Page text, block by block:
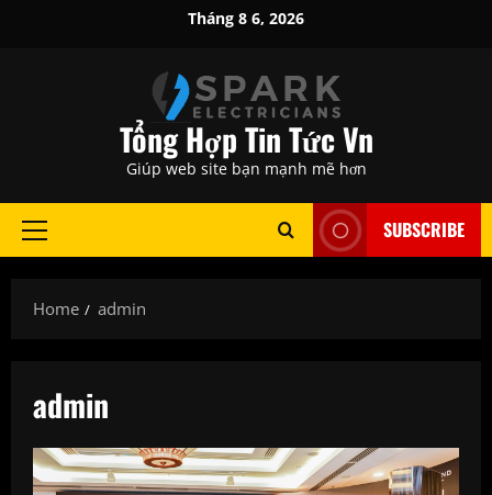
Tháng 8 6, 2026
Tổng Hợp Tin Tức Vn
Giúp web site bạn mạnh mẽ hơn
Primary
SUBSCRIBE
Home admin
admin